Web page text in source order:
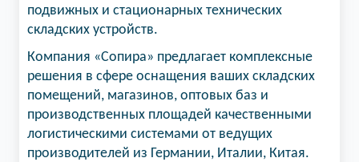
подвижных и стационарных технических
складских устройств.
Компания «Сопира» предлагает комплексные
решения в сфере оснащения ваших складских
помещений, магазинов, оптовых баз и
производственных площадей качественными
логистическими системами от ведущих
производителей из Германии, Италии, Китая.